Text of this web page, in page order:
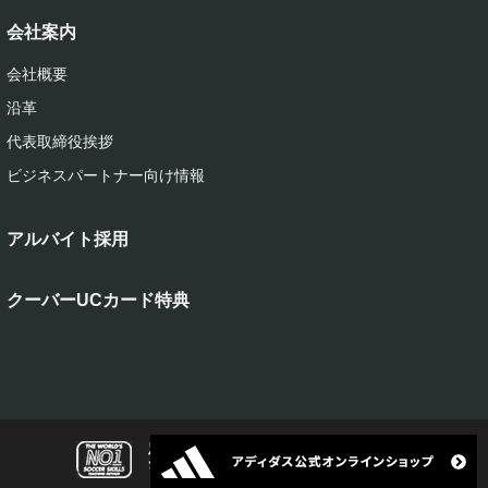
会社案内
会社概要
沿革
代表取締役挨拶
ビジネスパートナー向け情報
アルバイト採用
クーバーUCカード特典